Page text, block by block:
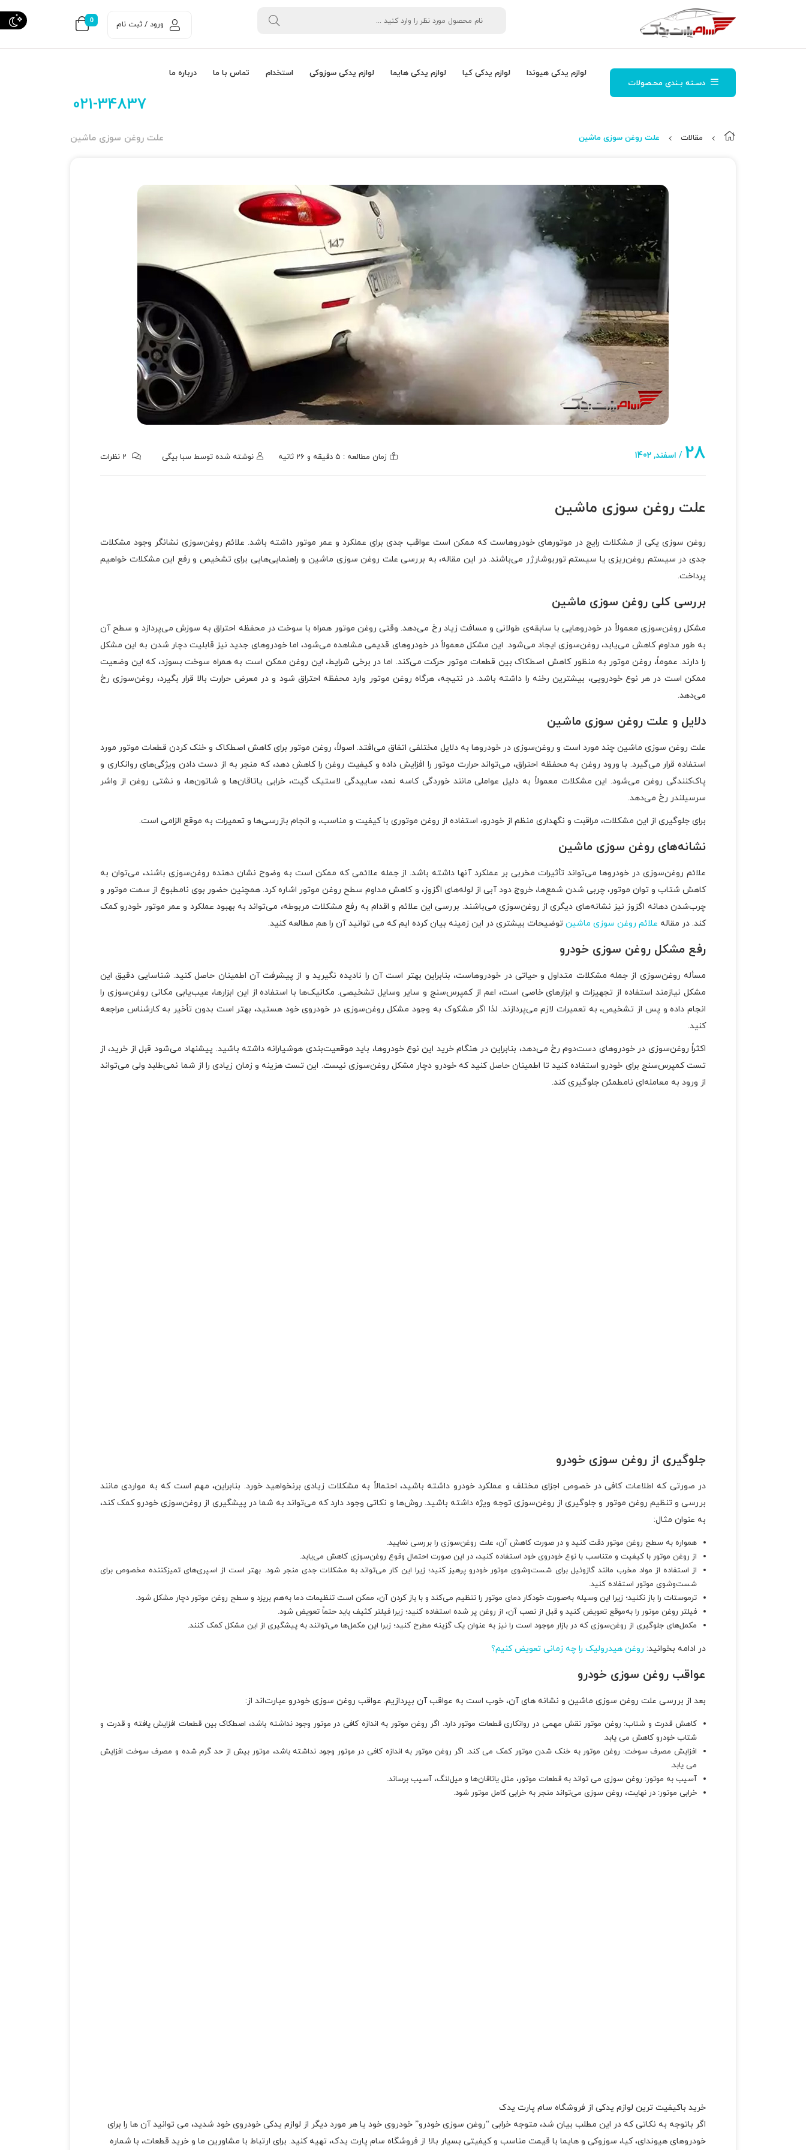
0 ورود / ثبت نام
دسـته بـندی محـصولات
لوازم یدکی هیوندا لوازم یدکی کیا لوازم یدکی هایما لوازم یدکی سوزوکی استخدام تماس با ما درباره ما
021-34837
علت روغن سوزی ماشین مقالات علت روغن سوزی ماشین
28 / اسفند, 1402 نظرات نوشته شده توسط سبا بیگی زمان مطالعه : 5 دقیقه و 26 ثانیه
علت روغن سوزی ماشین
روغن سوزی یکی از مشکلات رایج در موتورهای خودروهاست که ممکن است عواقب جدی برای عملکرد و عمر موتور داشته باشد. علائم روغن‌سوزی نشانگر وجود مشکلات
جدی در سیستم روغن‌ریزی یا سیستم توربوشارژر می‌باشند. در این مقاله، به بررسی علت روغن سوزی ماشین و راهنمایی‌هایی برای تشخیص و رفع این مشکلات خواهیم
پرداخت.
بررسی کلی روغن سوزی ماشین
مشکل روغن‌سوزی معمولاً در خودروهایی با سابقه‌ی طولانی و مسافت زیاد رخ می‌دهد. وقتی روغن موتور همراه با سوخت در محفظه احتراق به سوزش می‌پردازد و سطح آن
به طور مداوم کاهش می‌یابد، روغن‌سوزی ایجاد می‌شود. این مشکل معمولاً در خودروهای قدیمی مشاهده می‌شود، اما خودروهای جدید نیز قابلیت دچار شدن به این مشکل
را دارند. عموماً، روغن موتور به منظور کاهش اصطکاک بین قطعات موتور حرکت می‌کند. اما در برخی شرایط، این روغن ممکن است به همراه سوخت بسوزد، که این وضعیت
ممکن است در هر نوع خودرویی، بیشترین رخنه را داشته باشد. در نتیجه، هرگاه روغن موتور وارد محفظه احتراق شود و در معرض حرارت بالا قرار بگیرد، روغن‌سوزی رخ
می‌دهد.
دلایل و علت روغن سوزی ماشین
علت روغن سوزی ماشین چند مورد است و روغن‌سوزی در خودروها به دلایل مختلفی اتفاق می‌افتد. اصولاً، روغن موتور برای کاهش اصطکاک و خنک کردن قطعات موتور مورد
استفاده قرار می‌گیرد. با ورود روغن به محفظه احتراق، می‌تواند حرارت موتور را افزایش داده و کیفیت روغن را کاهش دهد، که منجر به از دست دادن ویژگی‌های روانکاری و
پاک‌کنندگی روغن می‌شود. این مشکلات معمولاً به دلیل عواملی مانند خوردگی کاسه نمد، ساییدگی لاستیک گیت، خرابی یاتاقان‌ها و شاتون‌ها، و نشتی روغن از واشر
سرسیلندر رخ می‌دهد.
برای جلوگیری از این مشکلات، مراقبت و نگهداری منظم از خودرو، استفاده از روغن موتوری با کیفیت و مناسب، و انجام بازرسی‌ها و تعمیرات به موقع الزامی است.
نشانه‌های روغن سوزی ماشین
علائم روغن‌سوزی در خودروها می‌تواند تأثیرات مخربی بر عملکرد آنها داشته باشد. از جمله علائمی که ممکن است به وضوح نشان دهنده روغن‌سوزی باشند، می‌توان به
کاهش شتاب و توان موتور، چربی شدن شمع‌ها، خروج دود آبی از لوله‌های اگزوز، و کاهش مداوم سطح روغن موتور اشاره کرد. همچنین حضور بوی نامطبوع از سمت موتور و
چرب‌شدن دهانه اگزوز نیز نشانه‌های دیگری از روغن‌سوزی می‌باشند. بررسی این علائم و اقدام به رفع مشکلات مربوطه، می‌تواند به بهبود عملکرد و عمر موتور خودرو کمک
کند. در مقاله علائم روغن سوزی ماشین توضیحات بیشتری در این زمینه بیان کرده ایم که می توانید آن را هم مطالعه کنید.
رفع مشکل روغن سوزی خودرو
مسأله روغن‌سوزی از جمله مشکلات متداول و حیاتی در خودروهاست، بنابراین بهتر است آن را نادیده نگیرید و از پیشرفت آن اطمینان حاصل کنید. شناسایی دقیق این
مشکل نیازمند استفاده از تجهیزات و ابزارهای خاصی است، اعم از کمپرس‌سنج و سایر وسایل تشخیصی. مکانیک‌ها با استفاده از این ابزارها، عیب‌یابی مکانی روغن‌سوزی را
انجام داده و پس از تشخیص، به تعمیرات لازم می‌پردازند. لذا اگر مشکوک به وجود مشکل روغن‌سوزی در خودروی خود هستید، بهتر است بدون تأخیر به کارشناس مراجعه
کنید.
اکثراً روغن‌سوزی در خودروهای دست‌دوم رخ می‌دهد، بنابراین در هنگام خرید این نوع خودروها، باید موقعیت‌بندی هوشیارانه داشته باشید. پیشنهاد می‌شود قبل از خرید، از
تست کمپرس‌سنج برای خودرو استفاده کنید تا اطمینان حاصل کنید که خودرو دچار مشکل روغن‌سوزی نیست. این تست هزینه و زمان زیادی را از شما نمی‌طلبد ولی می‌تواند
از ورود به معامله‌ای نامطمئن جلوگیری کند.
جلوگیری از روغن سوزی خودرو
در صورتی که اطلاعات کافی در خصوص اجزای مختلف و عملکرد خودرو داشته باشید، احتمالاً به مشکلات زیادی برنخواهید خورد. بنابراین، مهم است که به مواردی مانند
بررسی و تنظیم روغن موتور و جلوگیری از روغن‌سوزی توجه ویژه داشته باشید. روش‌ها و نکاتی وجود دارد که می‌تواند به شما در پیشگیری از روغن‌سوزی خودرو کمک کند،
به عنوان مثال:
همواره به سطح روغن موتور دقت کنید و در صورت کاهش آن، علت روغن‌سوزی را بررسی نمایید.
از روغن موتور با کیفیت و متناسب با نوع خودروی خود استفاده کنید، در این صورت احتمال وقوع روغن‌سوزی کاهش می‌یابد.
از استفاده از مواد مخرب مانندگازوئیل برای شست‌وشوی موتور خودرو پرهیز کنید؛ زیرا این کار می‌تواند به مشکلات جدی منجر شود. بهتر است از اسپری‌های تمیزکننده مخصوص برای
شست‌وشوی موتور استفاده کنید.
ترموستات را باز نکنید؛ زیرا این وسیله به‌صورت خودکار دمای موتور را تنظیم می‌کند و با باز کردن آن، ممکن است تنظیمات دما به‌هم بریزد و سطح روغن موتور دچار مشکل شود.
فیلتر روغن موتور را به‌موقع تعویض کنید و قبل از نصب آن، از روغن پر شده استفاده کنید؛ زیرا فیلتر کثیف باید حتماً تعویض شود.
مکمل‌های جلوگیری از روغن‌سوزی که در بازار موجود است را نیز به عنوان یک گزینه مطرح کنید؛ زیرا این مکمل‌ها می‌توانند به پیشگیری از این مشکل کمک کنند.
در ادامه بخوانید: روغن هیدرولیک را چه زمانی تعویض کنیم؟
عواقب روغن سوزی خودرو
بعد از بررسی علت روغن سوزی ماشین و نشانه های آن، خوب است به عواقب آن بپردازیم. عواقب روغن سوزی خودرو عبارت‌اند از:
کاهش قدرت و شتاب: روغن موتور نقش مهمی در روانکاری قطعات موتور دارد. اگر روغن موتور به اندازه کافی در موتور وجود نداشته باشد، اصطکاک بین قطعات افزایش یافته و قدرت و
شتاب خودرو کاهش می یابد.
افزایش مصرف سوخت: روغن موتور به خنک شدن موتور کمک می کند. اگر روغن موتور به اندازه کافی در موتور وجود نداشته باشد، موتور بیش از حد گرم شده و مصرف سوخت افزایش
می یابد.
آسیب به موتور: روغن سوزی می تواند به قطعات موتور، مثل یاتاقان‌ها و میل‌لنگ، آسیب برساند.
خرابی موتور: در نهایت، روغن سوزی می‌تواند منجر به خرابی کامل موتور شود.
خرید باکیفیت ترین لوازم یدکی از فروشگاه سام پارت یدک
اگر باتوجه به نکاتی که در این مطلب بیان شد، متوجه خرابی “روغن سوزی خودرو” خودروی خود یا هر مورد دیگر از لوازم یدکی خودروی خود شدید، می توانید آن ها را برای
خودروهای هیوندای، کیا، سوزوکی و هایما با قیمت مناسب و کیفیتی بسیار بالا از فروشگاه سام پارت یدک، تهیه کنید. برای ارتباط با مشاورین ما و خرید قطعات، با شماره